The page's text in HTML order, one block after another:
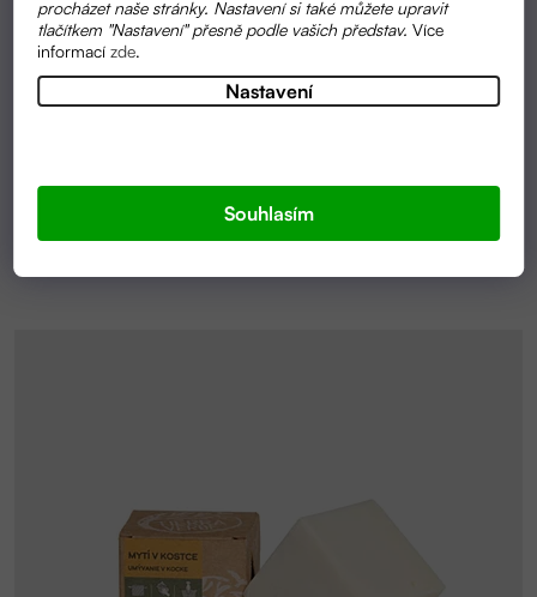
procházet naše stránky. Nastavení si také můžete upravit
tlačítkem "Nastavení" přesně podle vašich představ.Více
informacízde.
Nastavení
Souhlasím
VERDE
SKLADEM